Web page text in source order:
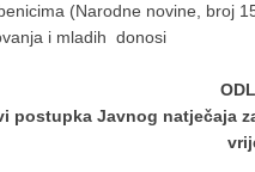
(Narodne novine, broj
i mladih donosi
postupka Javnog natječaja